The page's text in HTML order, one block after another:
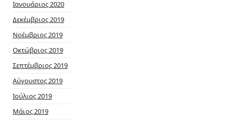
Ιανουάριος 2020
Δεκέμβριος 2019
Νοέμβριος 2019
Οκτώβριος 2019
Σεπτέμβριος 2019
Αύγουστος 2019
Ιούλιος 2019
Μάιος 2019